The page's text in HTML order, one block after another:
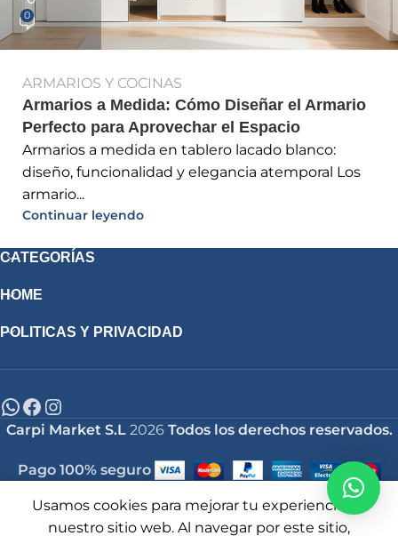
0
ARMARIOS Y COCINAS
Armarios a Medida: Cómo Diseñar el Armario
Perfecto para Aprovechar el Espacio
Armarios a medida en tablero lacado blanco:
diseño, funcionalidad y elegancia atemporal Los
armario...
Continuar leyendo
CATEGORÍAS
HOME
POLITICAS Y PRIVACIDAD
Carpi Market S.L 2026 Todos los derechos reservados.
Pago 100% seguro
Usamos cookies para mejorar tu experiencia en
nuestro sitio web. Al navegar por este sitio,
de deseos
Carrito
Mi cuenta